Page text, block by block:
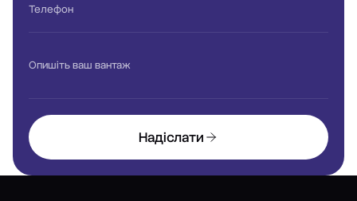
Телефон
Опишіть ваш вантаж
Надіслати